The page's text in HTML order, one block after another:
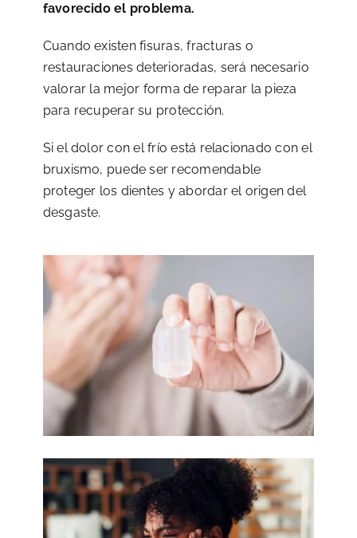
favorecido el problema.
Cuando existen fisuras, fracturas o
restauraciones deterioradas, será necesario
valorar la mejor forma de reparar la pieza
para recuperar su protección.
Si el dolor con el frío está relacionado con el
bruxismo, puede ser recomendable
proteger los dientes y abordar el origen del
desgaste.